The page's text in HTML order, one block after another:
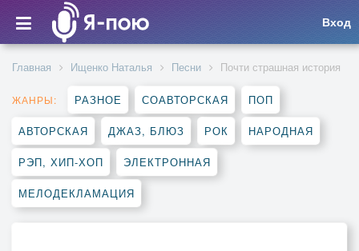
Вход
Главная Ищенко Наталья Песни Почти страшная история
ЖАНРЫ: РАЗНОЕ СОАВТОРСКАЯ ПОП
АВТОРСКАЯ ДЖАЗ, БЛЮЗ РОК НАРОДНАЯ
РЭП, ХИП-ХОП ЭЛЕКТРОННАЯ
МЕЛОДЕКЛАМАЦИЯ